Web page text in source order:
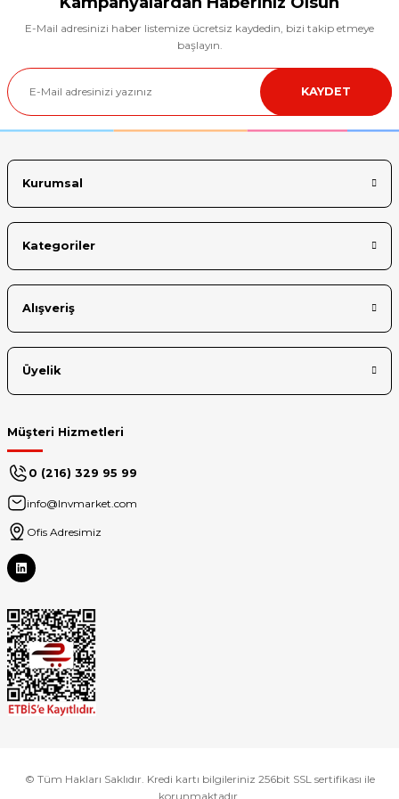
Ürün resmi kalitesiz, bozuk veya görüntülenemiyor.
Ürün açıklamasında eksik bilgiler bulunuyor.
Ürün bilgilerinde hatalar bulunuyor.
E-Mail adresinizi haber listemize ücretsiz kaydedin, bizi takip etmeye
başlayın.
KAYDET
Kurumsal
Kategoriler
Alışveriş
Üyelik
Müşteri Hizmetleri
0 (216) 329 95 99
info@lnvmarket.com
Ofis Adresimiz
© Tüm Hakları Saklıdır. Kredi kartı bilgileriniz 256bit SSL sertifikası ile
korunmaktadır.